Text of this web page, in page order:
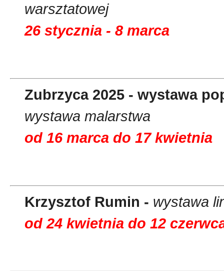
warsztatowej
26 stycznia - 8 marca
Zubrzyca 2025 - wystawa
wystawa malarstwa
od 16 marca do 17 kwietnia
Krzysztof Rumin - wystawa
od 24 kwietnia do 12